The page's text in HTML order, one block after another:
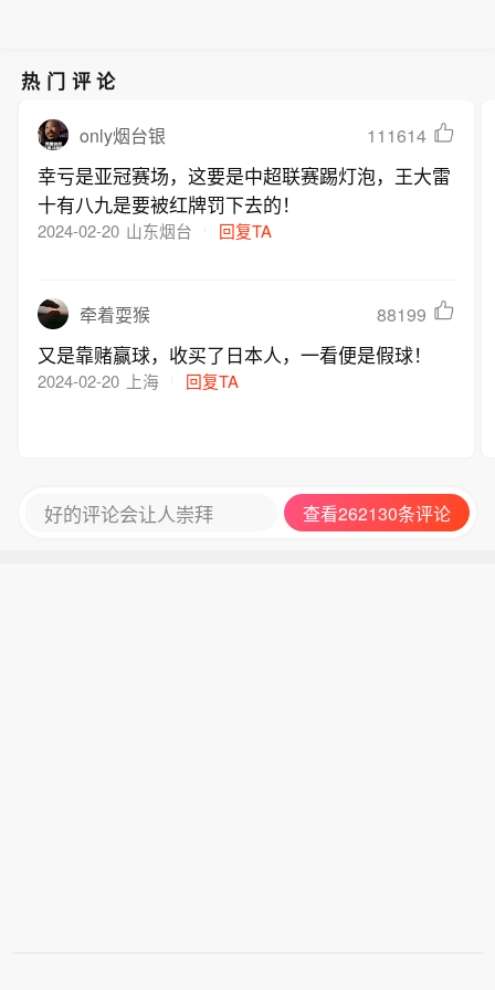
热门评论
only烟台银 111614
幸亏是亚冠赛场，这要是中超联赛踢灯泡，王大雷
十有八九是要被红牌罚下去的！
2024-02-20 山东烟台 回复TA
牵着耍猴 88199
又是靠赌赢球，收买了日本人，一看便是假球！
2024-02-20 上海 回复TA
好的评论会让人崇拜 查看262130条评论